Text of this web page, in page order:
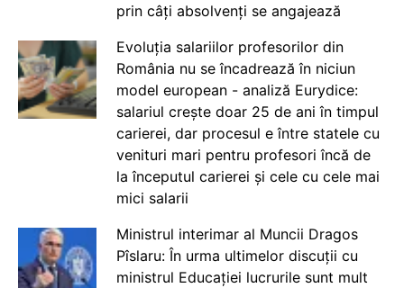
prin câți absolvenți se angajează
Evoluția salariilor profesorilor din
România nu se încadrează în niciun
model european - analiză Eurydice:
salariul crește doar 25 de ani în timpul
carierei, dar procesul e între statele cu
venituri mari pentru profesori încă de
la începutul carierei și cele cu cele mai
mici salarii
Ministrul interimar al Muncii Dragos
Pîslaru: În urma ultimelor discuții cu
ministrul Educației lucrurile sunt mult